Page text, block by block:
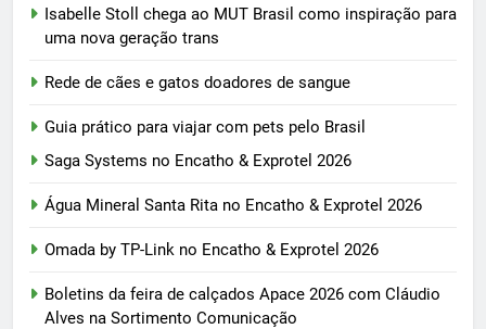
Isabelle Stoll chega ao MUT Brasil como inspiração para
uma nova geração trans
Rede de cães e gatos doadores de sangue
Guia prático para viajar com pets pelo Brasil
Saga Systems no Encatho & Exprotel 2026
Água Mineral Santa Rita no Encatho & Exprotel 2026
Omada by TP-Link no Encatho & Exprotel 2026
Boletins da feira de calçados Apace 2026 com Cláudio
Alves na Sortimento Comunicação